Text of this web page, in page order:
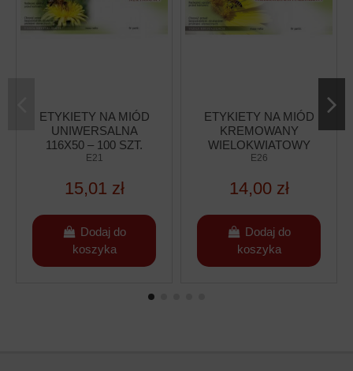
ETYKIETY NA MIÓD
UNIWERSALNA
116X50 – 100 SZT.
E21
15,01 zł
Dodaj do
koszyka
ETYKIETY NA MIÓD
KREMOWANY
WIELOKWIATOWY
NEKTAROWY 116X50
E26
14,00 zł
Dodaj do
koszyka